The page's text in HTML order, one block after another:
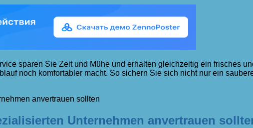
sparen Sie Zeit und Mühe und erhalten gleichzeitig ein frisches
noch komfortabler macht. So sichern Sie sich nicht nur ein
anvertrauen sollten
Unternehmen anvertrauen